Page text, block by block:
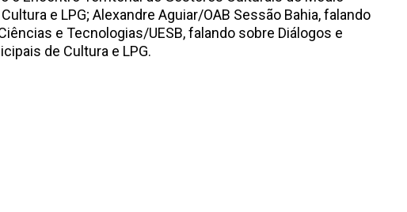
e LPG; Alexandre Aguiar/OAB Sessão Bahia, falando
e Tecnologias/UESB, falando sobre Diálogos e
de Cultura e LPG.